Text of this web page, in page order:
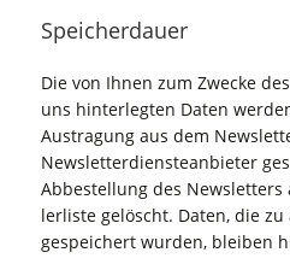
Spei­cher­dau­er
Die von Ihnen zum Zwe­cke
uns hin­ter­leg­ten Daten
Aus­tra­gung aus dem
News­let­ter­diens­te­an­bie­ter
Abbe­stel­lung des
ler­lis­te gelöscht. Daten, die
gespei­chert wur­den, blei­ben